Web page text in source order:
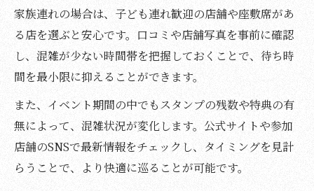
家族連れの場合は、子ども連れ歓迎の店舗や座敷席があ
る店を選ぶと安心です。口コミや店舗写真を事前に確認
し、混雑が少ない時間帯を把握しておくことで、待ち時
間を最小限に抑えることができます。
また、イベント期間の中でもスタンプの残数や特典の有
無によって、混雑状況が変化します。公式サイトや参加
店舗のSNSで最新情報をチェックし、タイミングを見計
らうことで、より快適に巡ることが可能です。